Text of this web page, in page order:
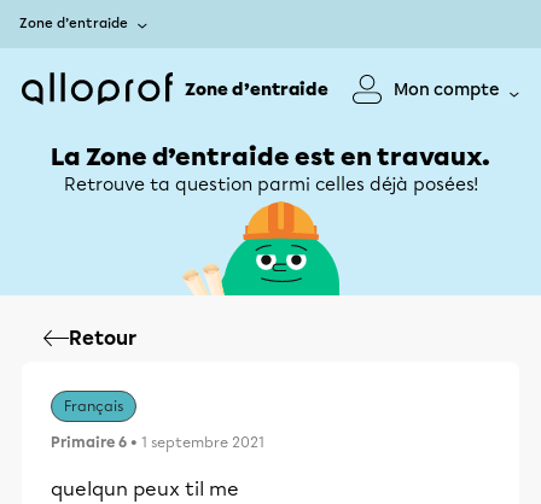
Zone d’entraide
Zone d’entraide Mon compte
La Zone d’entraide est en travaux.
Retrouve ta question parmi celles déjà posées!
Retour
Français
Primaire 6 • 1 septembre 2021
quelqun peux til me